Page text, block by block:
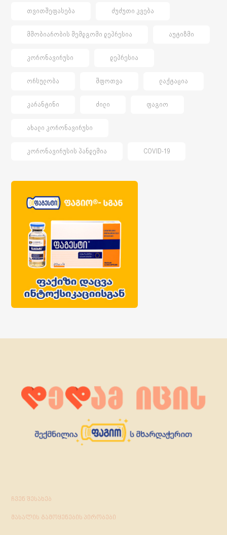
ᲗᲕᲘᲗᲨᲔᲤᲐᲡᲔᲑᲐ ᲫᲣᲫᲣᲗᲘ ᲙᲕᲔᲑᲐ
ᲛᲨᲝᲑᲘᲐᲠᲝᲑᲘᲡ ᲨᲔᲛᲓᲒᲝᲛᲘ ᲓᲔᲞᲠᲔᲡᲘᲐ ᲐᲣᲢᲘᲖᲛᲘ
ᲙᲝᲠᲝᲜᲐᲕᲘᲠᲣᲡᲘ ᲓᲔᲞᲠᲔᲡᲘᲐ
ᲝᲠᲡᲣᲚᲝᲑᲐ ᲨᲤᲝᲗᲕᲐ ᲚᲐᲥᲢᲐᲪᲘᲐ
ᲙᲐᲠᲐᲜᲢᲘᲜᲘ ᲫᲘᲚᲘ ᲤᲐᲒᲘᲝ
ᲐᲮᲐᲚᲘ ᲙᲝᲠᲝᲜᲐᲕᲘᲠᲣᲡᲘ
ᲙᲝᲠᲝᲜᲐᲕᲘᲠᲣᲡᲘᲡ ᲞᲐᲜᲓᲔᲛᲘᲐ COVID-19
ჩვენ შესახებ
მასალის გამოყენების პირობები